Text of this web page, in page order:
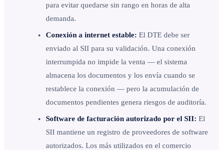
para evitar quedarse sin rango en horas de alta
demanda.
Conexión a internet estable: El DTE debe ser
enviado al SII para su validación. Una conexión
interrumpida no impide la venta — el sistema
almacena los documentos y los envía cuando se
restablece la conexión — pero la acumulación de
documentos pendientes genera riesgos de auditoría.
Software de facturación autorizado por el SII: El
SII mantiene un registro de proveedores de software
autorizados. Los más utilizados en el comercio